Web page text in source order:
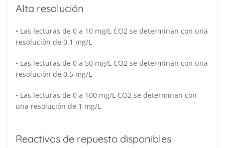
Alta resolución
• Las lecturas de 0 a 10 mg/L CO2 se determinan con una
resolución de 0.1 mg/L
• Las lecturas de 0 a 50 mg/L CO2 se determinan con una
resolución de 0.5 mg/L
• Las lecturas de 0 a 100 mg/L CO2 se determinan con
una resolución de 1 mg/L
Reactivos de repuesto disponibles